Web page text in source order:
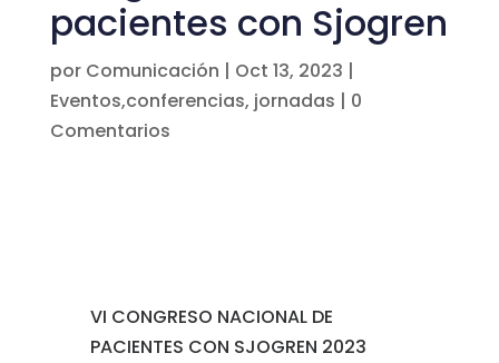
pacientes con Sjogren
por Comunicación | Oct 13, 2023 |
Eventos,conferencias, jornadas | 0
Comentarios
VI CONGRESO NACIONAL DE
PACIENTES CON SJOGREN 2023